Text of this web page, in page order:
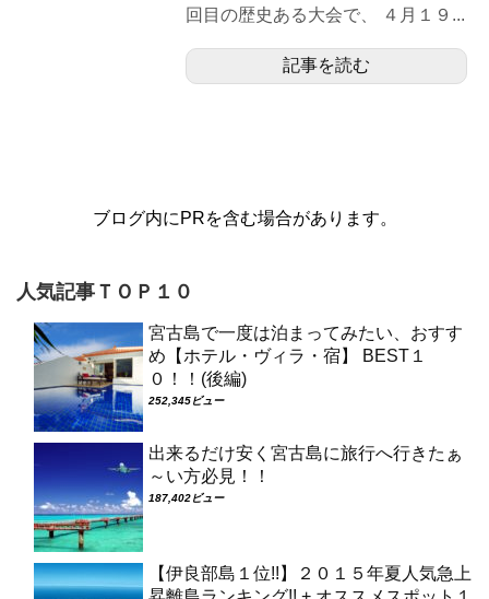
回目の歴史ある大会で、 ４月１９...
記事を読む
ブログ内にPRを含む場合があります。
人気記事ＴＯＰ１０
宮古島で一度は泊まってみたい、おすす
め【ホテル・ヴィラ・宿】 BEST１
０！！(後編)
252,345ビュー
出来るだけ安く宮古島に旅行へ行きたぁ
～い方必見！！
187,402ビュー
【伊良部島１位!!】２０１５年夏人気急上